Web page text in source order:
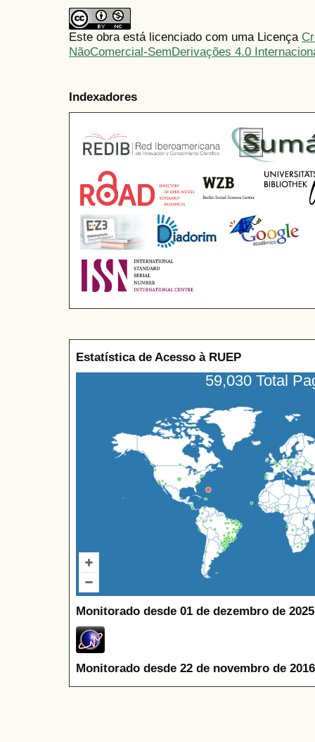
Este obra está licenciado com uma Licença
NãoComercial-SemDerivações 4.0
Indexadores
Estatística de Acesso à RUEP
59,030 Total
Monitorado desde 01 de dezembro de
Monitorado desde 22 de novembro de